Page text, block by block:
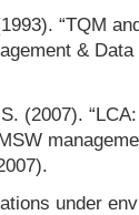
“TQM
&
(2007).
under